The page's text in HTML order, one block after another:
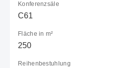
Konferenzsäle
C61
Fläche in m²
250
Reihenbestuhlung